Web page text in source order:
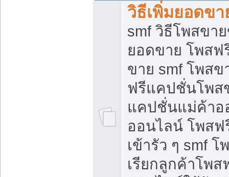
วิธีเพิ่มยอดข
smf วิธีโพสขา
ยอดขาย โพสฟ
ขาย smf โพส
ฟรีแคปชั่นโพส
แคปชั่นแม่ค้า
ออนไลน์ โพสฟ
เข้ารัว ๆ smf
เรียกลูกค้าโพส